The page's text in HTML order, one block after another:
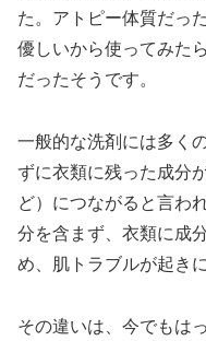
た。アトピー体質だっ
優しいから使ってみた
だったそうです。
一般的な洗剤には多く
ずに衣類に残った成分
ど）につながると言わ
分を含まず、衣類に成
め、肌トラブルが起き
その違いは、今でもは